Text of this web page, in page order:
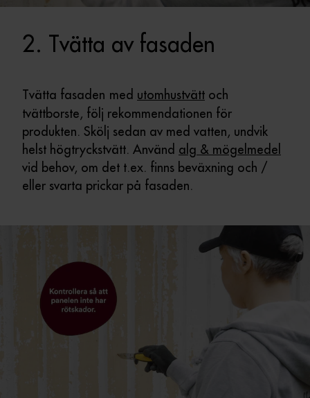
2. Tvätta av fasaden
Tvätta fasaden med utomhustvätt och
tvättborste, följ rekommendationen för
produkten. Skölj sedan av med vatten, undvik
helst högtryckstvätt. Använd alg & mögelmedel
vid behov, om det t.ex. finns beväxning och /
eller svarta prickar på fasaden.